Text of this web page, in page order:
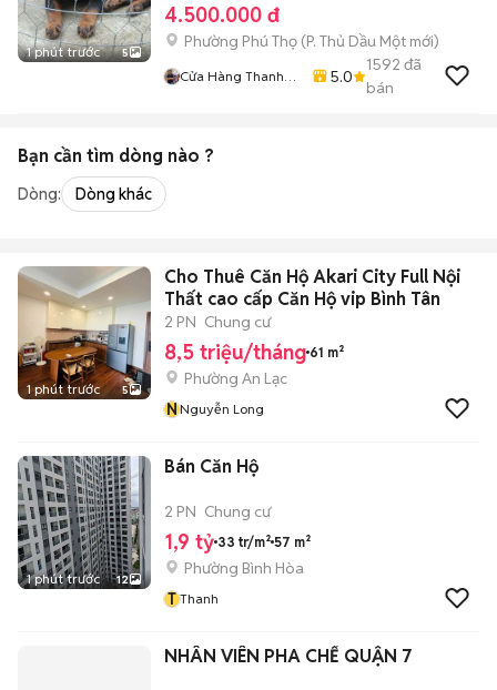
1 phút trước 5
4.500.000 đ
Phường Phú Thọ (P. Thủ Dầu Một mới)
Cửa Hàng Thanh
5.0
1592 đã
bán
Bạn cần tìm dòng nào ?
Dòng: Dòng khác
1 phút trước 5
Cho Thuê Căn Hộ Akari City Full Nội
Thất cao cấp Căn Hộ vip Bình Tân
2 PN Chung cư
8,5 triệu/tháng 61 m²
Phường An Lạc
NNguyễn Long
1 phút trước 12
Bán Căn Hộ
2 PN Chung cư
1,9 tỷ 33 tr/m² 57 m²
Phường Bình Hòa
T Thanh
NHÂN VIÊN PHA CHẾ QUẬN 7